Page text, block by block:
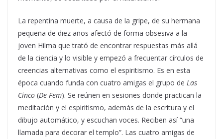
La repentina muerte, a causa de la gripe, de su hermana
pequeña de diez años afectó de forma obsesiva a la
joven Hilma que trató de encontrar respuestas más allá
de la ciencia y lo visible y empezó a frecuentar círculos de
creencias alternativas como el espiritismo. Es en esta
época cuando funda con cuatro amigas el grupo de Las
Cinco (De Fem). Se reúnen en sesiones donde practican la
meditación y el espiritismo, además de la escritura y el
dibujo automático, y escuchan voces. Reciben así “una
llamada para decorar el templo”. Las cuatro amigas de